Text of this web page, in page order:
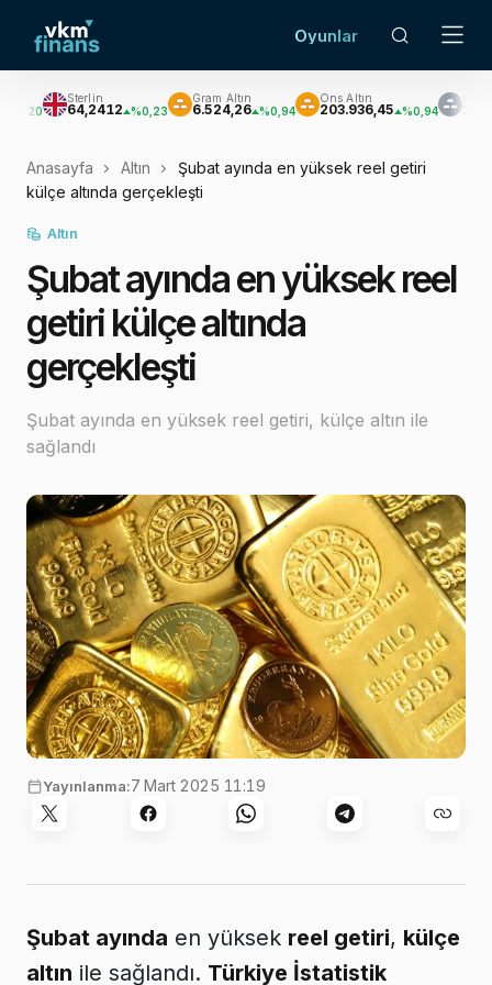
Oyunlar
%0,23
Gram Altın
6.524,26 %0,94
Ons Altın
203.936,45 %0,94 2.965,66 %0,48
Anasayfa Altın
Şubat ayında en yüksek reel getiri
külçe altında gerçekleşti
Altın
Şubat ayında en yüksek reel
getiri külçe altında
gerçekleşti
Şubat ayında en yüksek reel getiri, külçe altın ile
sağlandı
Görsel:Zlaťáky.cz
Yayınlanma:7 Mart 2025 11:19
Şubat ayında en yüksek reel getiri, külçe
altın ile sağlandı. Türkiye İstatistik